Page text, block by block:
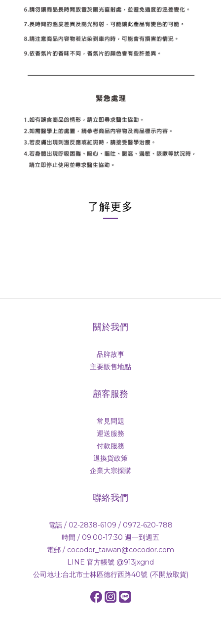
了解更多
關於我們
品牌故事
主要販售地點
顧客服務
常見問題
運送服務
付款服務
退換貨政策
企業大宗採購
聯絡我們
電話 / 02-2838-6109 / 0972-620-788
時間 / 09:00-17:30 週一到週五
電郵 / cocodor_taiwan@cocodor.com
LINE 官方帳號 @913jxgnd
公司地址:台北市士林區德行西路40號 (不開放取貨)